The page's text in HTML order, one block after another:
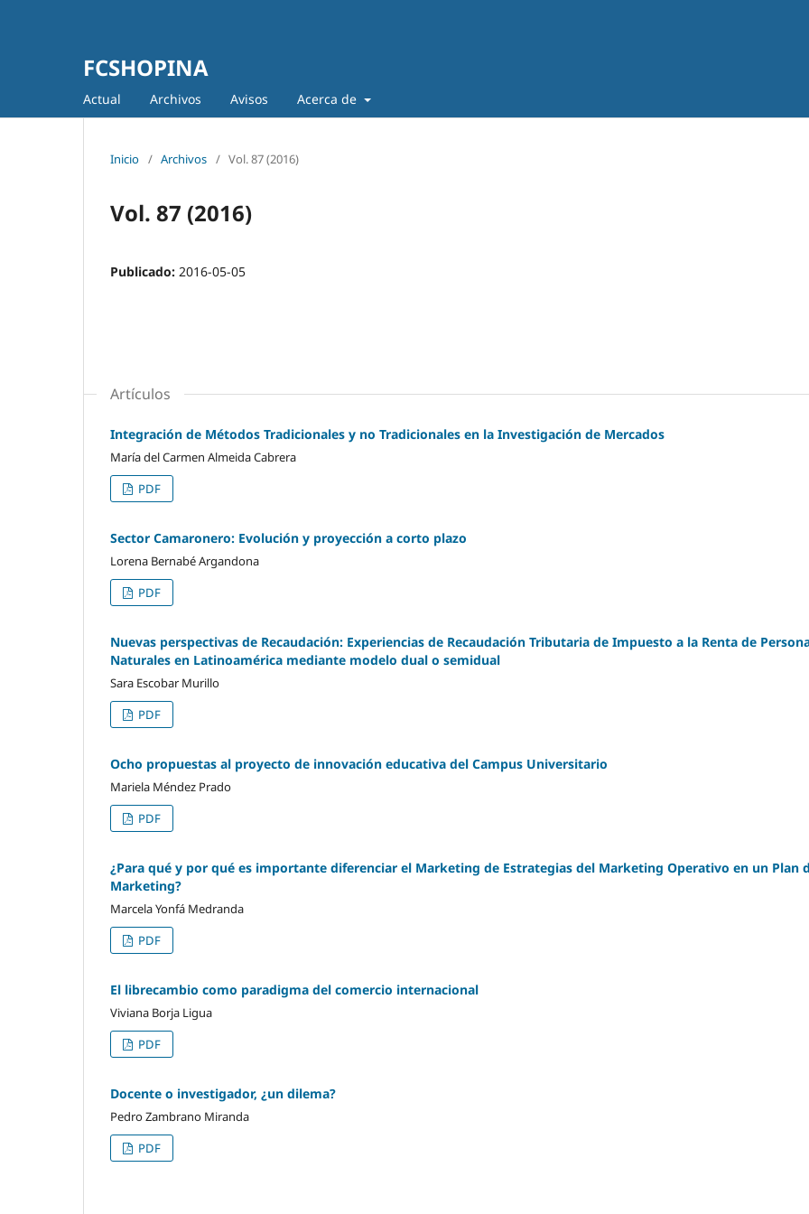
FCSHOPINA
Actual Archivos Avisos Acerca de
Inicio / Archivos / Vol. 87 (2016)
Vol. 87 (2016)
Publicado: 2016-05-05
Artículos
Integración de Métodos Tradicionales y no Tradicionales en la Investigación de Mercados
María del Carmen Almeida Cabrera
PDF
Sector Camaronero: Evolución y proyección a corto plazo
Lorena Bernabé Argandona
PDF
Nuevas perspectivas de Recaudación: Experiencias de Recaudación Tributaria de Impuesto a la Renta de
Naturales en Latinoamérica mediante modelo dual o semidual
Sara Escobar Murillo
PDF
Ocho propuestas al proyecto de innovación educativa del Campus Universitario
Mariela Méndez Prado
PDF
¿Para qué y por qué es importante diferenciar el Marketing de Estrategias del Marketing Operativo en un Plan
Marketing?
Marcela Yonfá Medranda
PDF
El librecambio como paradigma del comercio internacional
Viviana Borja Ligua
PDF
Docente o investigador, ¿un dilema?
Pedro Zambrano Miranda
PDF